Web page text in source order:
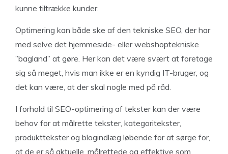
kunne tiltrække kunder.
Optimering kan både ske af den tekniske SEO, der har
med selve det hjemmeside- eller webshoptekniske
”bagland” at gøre. Her kan det være svært at foretage
sig så meget, hvis man ikke er en kyndig IT-bruger, og
det kan være, at der skal nogle med på råd.
I forhold til SEO-optimering af tekster kan der være
behov for at målrette tekster, kategoritekster,
produkttekster og blogindlæg løbende for at sørge for,
at de er så aktuelle, målrettede og effektive som